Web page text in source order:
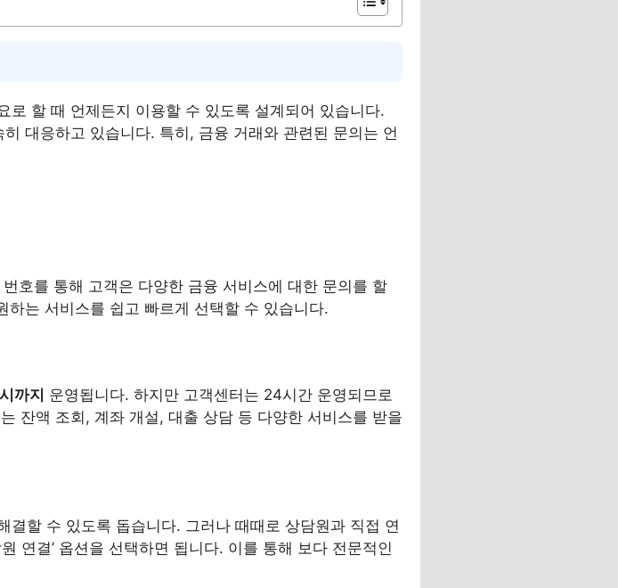
할 때 언제든지 이용할 수 있도록 설계되어 있습니다.
대응하고 있습니다. 특히, 금융 거래와 관련된 문의는 언
호를 통해 고객은 다양한 금융 서비스에 대한 문의를 할
는 서비스를 쉽고 빠르게 선택할 수 있습니다.
까지 운영됩니다. 하지만 고객센터는 24시간 운영되므로
잔액 조회, 계좌 개설, 대출 상담 등 다양한 서비스를 받을
할 수 있도록 돕습니다. 그러나 때때로 상담원과 직접 연
연결’ 옵션을 선택하면 됩니다. 이를 통해 보다 전문적인